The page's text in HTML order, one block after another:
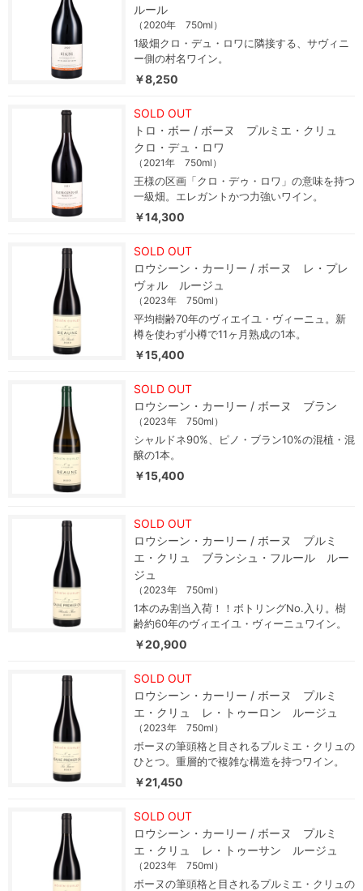
ルール
（2020年 750ml）
1級畑クロ・デュ・ロワに隣接する、サヴィニ
ー側の村名ワイン。
￥8,250
SOLD OUT
トロ・ボー / ボーヌ プルミエ・クリュ
クロ・デュ・ロワ
（2021年 750ml）
王様の区画「クロ・デゥ・ロワ」の意味を持つ
一級畑。エレガントかつ力強いワイン。
￥14,300
SOLD OUT
ロウシーン・カーリー / ボーヌ レ・プレ
ヴォル ルージュ
（2023年 750ml）
平均樹齢70年のヴィエイユ・ヴィーニュ。新
樽を使わず小樽で11ヶ月熟成の1本。
￥15,400
SOLD OUT
ロウシーン・カーリー / ボーヌ ブラン
（2023年 750ml）
シャルドネ90%、ピノ・ブラン10%の混植・混
醸の1本。
￥15,400
SOLD OUT
ロウシーン・カーリー / ボーヌ プルミ
エ・クリュ ブランシュ・フルール ルー
ジュ
（2023年 750ml）
1本のみ割当入荷！！ボトリングNo.入り。樹
齢約60年のヴィエイユ・ヴィーニュワイン。
￥20,900
SOLD OUT
ロウシーン・カーリー / ボーヌ プルミ
エ・クリュ レ・トゥーロン ルージュ
（2023年 750ml）
ボーヌの筆頭格と目されるプルミエ・クリュの
ひとつ。重層的で複雑な構造を持つワイン。
￥21,450
SOLD OUT
ロウシーン・カーリー / ボーヌ プルミ
エ・クリュ レ・トゥーサン ルージュ
（2023年 750ml）
ボーヌの筆頭格と目されるプルミエ・クリュの